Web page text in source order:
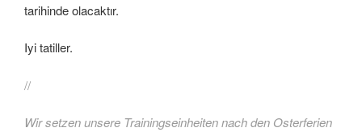
tarihinde olacaktır.
Iyi tatiller.
//
Wir setzen unsere Trainingseinheiten nach den Osterferien